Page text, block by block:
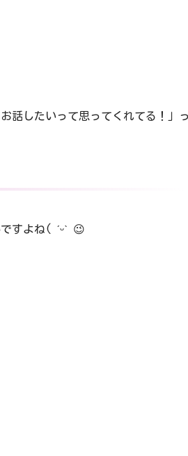
話したいって思ってくれてる！」
すよね( ˊᵕˋ 😉